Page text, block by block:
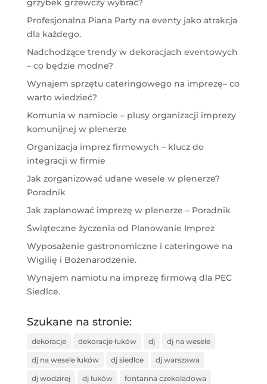
grzybek grzewczy wybrać?
Profesjonalna Piana Party na eventy jako atrakcja
dla każdego.
Nadchodzące trendy w dekoracjach eventowych
– co będzie modne?
Wynajem sprzętu cateringowego na imprezę– co
warto wiedzieć?
Komunia w namiocie – plusy organizacji imprezy
komunijnej w plenerze
Organizacja imprez firmowych – klucz do
integracji w firmie
Jak zorganizować udane wesele w plenerze?
Poradnik
Jak zaplanować imprezę w plenerze – Poradnik
Świąteczne życzenia od Planowanie Imprez
Wyposażenie gastronomiczne i cateringowe na
Wigilię i Bożenarodzenie.
Wynajem namiotu na imprezę firmową dla PEC
Siedlce.
Szukane na stronie:
dekoracje dekoracje łuków dj dj na wesele
dj na wesele łuków dj siedlce dj warszawa
dj wodzirej dj łuków fontanna czekoladowa